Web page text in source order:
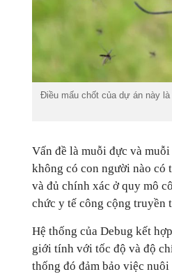
Điều mấu chốt của dự án này
Vấn đề là muỗi đực và
không có con người nào có
và đủ chính xác ở quy mô
chức y tế công cộng truyền
Hệ thống của Debug kết
giới tính với tốc độ và độ
thống đó đảm bảo việc